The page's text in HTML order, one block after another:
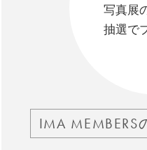
写真展
抽選で
IMA